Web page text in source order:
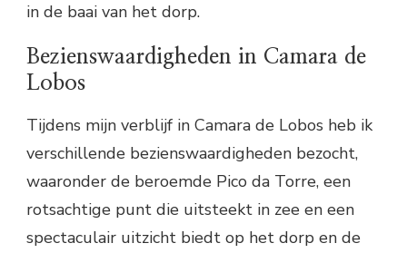
in de baai van het dorp.
Bezienswaardigheden in Camara de
Lobos
Tijdens mijn verblijf in Camara de Lobos heb ik
verschillende bezienswaardigheden bezocht,
waaronder de beroemde Pico da Torre, een
rotsachtige punt die uitsteekt in zee en een
spectaculair uitzicht biedt op het dorp en de